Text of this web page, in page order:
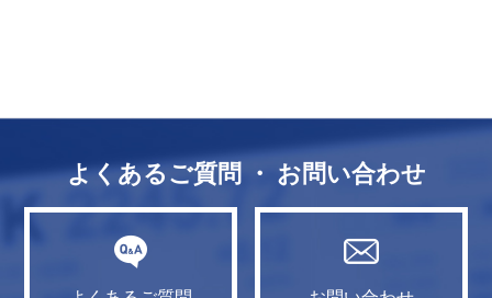
よくあるご質問 ・ お問い合わせ